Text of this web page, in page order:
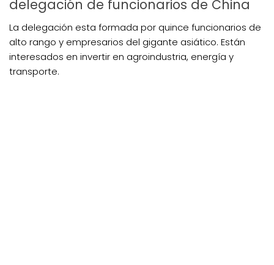
delegación de funcionarios de China
La delegación esta formada por quince funcionarios de
alto rango y empresarios del gigante asiático. Están
interesados en invertir en agroindustria, energía y
transporte.